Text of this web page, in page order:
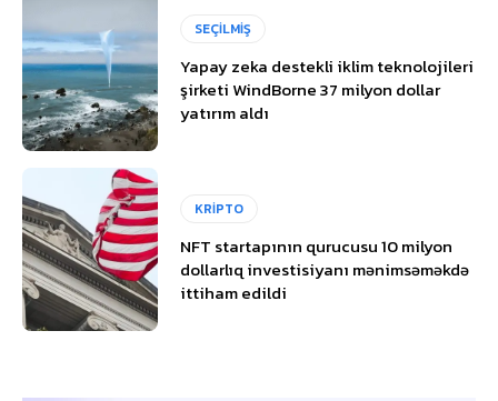
SEÇİLMİŞ
Yapay zeka destekli iklim teknolojileri
şirketi WindBorne 37 milyon dollar
yatırım aldı
KRİPTO
NFT startapının qurucusu 10 milyon
dollarlıq investisiyanı mənimsəməkdə
ittiham edildi